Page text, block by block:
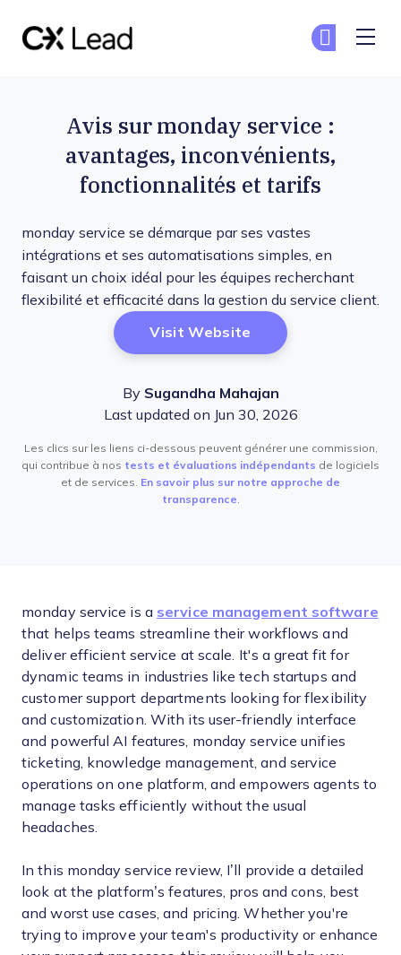
Avis sur monday service :
avantages, inconvénients,
fonctionnalités et tarifs
monday service se démarque par ses vastes
intégrations et ses automatisations simples, en
faisant un choix idéal pour les équipes recherchant
flexibilité et efficacité dans la gestion du service client.
Visit Website Opens New Window
By Sugandha Mahajan
Last updated on Jun 30, 2026
Les clics sur les liens ci-dessous peuvent générer une commission,
qui contribue à nos tests et évaluations indépendants de logiciels
et de services. En savoir plus sur notre approche de
transparence.
monday service is a service management software
that helps teams streamline their workflows and
deliver efficient service at scale. It's a great fit for
dynamic teams in industries like tech startups and
customer support departments looking for flexibility
and customization. With its user-friendly interface
and powerful AI features, monday service unifies
ticketing, knowledge management, and service
operations on one platform, and empowers agents to
manage tasks efficiently without the usual
headaches.
In this monday service review, I’ll provide a detailed
look at the platform’s features, pros and cons, best
and worst use cases, and pricing. Whether you're
trying to improve your team's productivity or enhance